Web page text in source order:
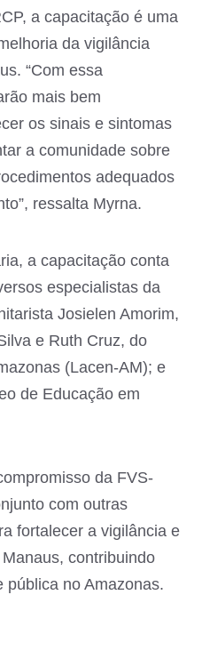
a capacitação é uma
da vigilância
“Com essa
mais bem
os sinais e sintomas
a comunidade sobre
adequados
ressalta Myrna.
a capacitação conta
especialistas da
Josielen Amorim,
e Ruth Cruz, do
(Lacen-AM); e
de Educação em
da FVS-
com outras
fortalecer a vigilância e
contribuindo
pública no Amazonas.